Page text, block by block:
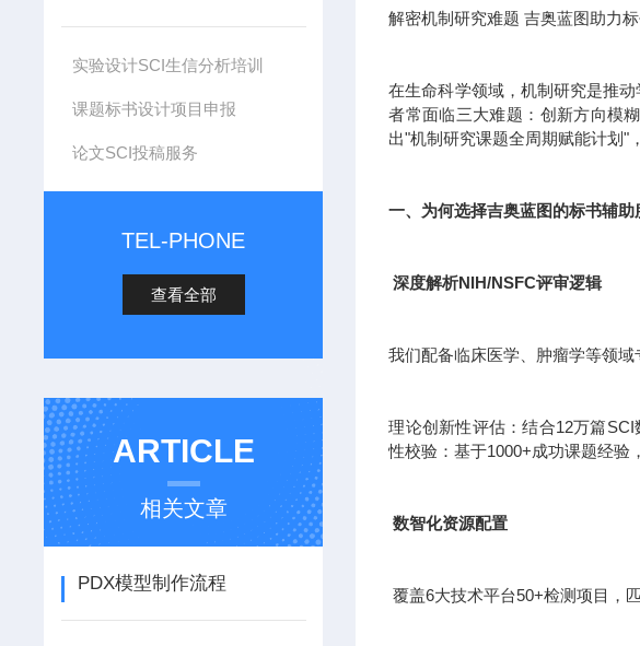
实验设计SCI生信分析培训
课题标书设计项目申报
论文SCI投稿服务
TEL-PHONE
查看全部
ARTICLE
相关文章
PDX模型制作流程
解密机制研究难题 吉奥蓝图助力
在生命科学领域，机制研究是推
者常面临三大难题：创新方向模
出"机制研究课题全周期赋能计划"
一、为何选择吉奥蓝图的标书辅助
深度解析NIH/NSFC评审逻辑
我们配备临床医学、肿瘤学等领域
理论创新性评估：结合12万篇
性校验：基于1000+成功课题经验
数智化资源配置
覆盖6大技术平台50+检测项目，